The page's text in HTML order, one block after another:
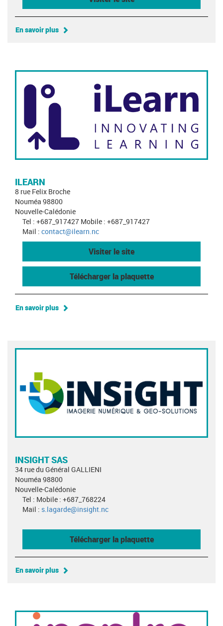
En savoir plus
ILEARN
8 rue Felix Broche
Nouméa 98800
Nouvelle-Calédonie
Tel : +687_917427 Mobile : +687_917427
Mail : contact@ilearn.nc
Visiter le site
Télécharger la plaquette
En savoir plus
INSIGHT SAS
34 rue du Général GALLIENI
Nouméa 98800
Nouvelle-Calédonie
Tel : Mobile : +687_768224
Mail : s.lagarde@insight.nc
Télécharger la plaquette
En savoir plus